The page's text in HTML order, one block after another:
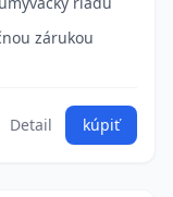
zárukou
Detail kúpiť